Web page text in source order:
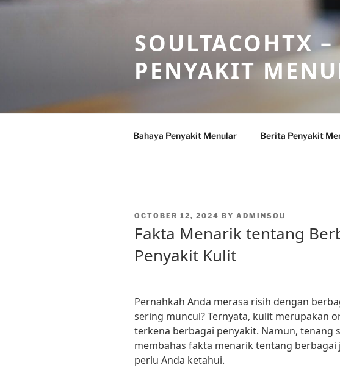
Skip
SOULTACOHTX
PENYAKIT
Bahaya Penyakit Menular Berita Penyakit
POSTED
OCTOBER 12, 2024 BY ADMINSOU
Fakta Menarik tentang
Penyakit Kulit
Pernahkah Anda merasa risih dengan
sering muncul? Ternyata, kulit merupakan
terkena berbagai penyakit. Namun, tenang
membahas fakta menarik tentang
perlu Anda ketahui.